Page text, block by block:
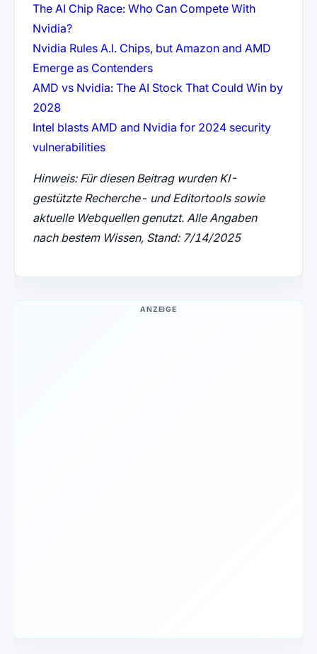
The AI Chip Race: Who Can Compete With
Nvidia?(öffnet in neuem Tab)
Nvidia Rules A.I. Chips, but Amazon and AMD
Emerge as Contenders(öffnet in neuem Tab)
AMD vs Nvidia: The AI Stock That Could Win by
2028(öffnet in neuem Tab)
Intel blasts AMD and Nvidia for 2024 security
vulnerabilities(öffnet in neuem Tab)
Hinweis: Für diesen Beitrag wurden KI-
gestützte Recherche- und Editortools sowie
aktuelle Webquellen genutzt. Alle Angaben
nach bestem Wissen, Stand: 7/14/2025
ANZEIGE